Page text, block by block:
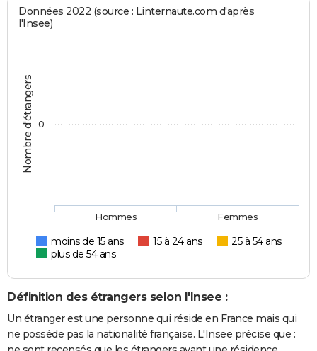
Nombre d'étrangers
Données 2022 (source : Linternaute.com d'après
l'Insee)
moins de 15 ans 15 à 24 ans
25 à 54 ans
plus de 54 ans
Hommes Femmes
0
Définition des étrangers selon l'Insee :
Un étranger est une personne qui réside en France mais qui
ne possède pas la nationalité française. L'Insee précise que :